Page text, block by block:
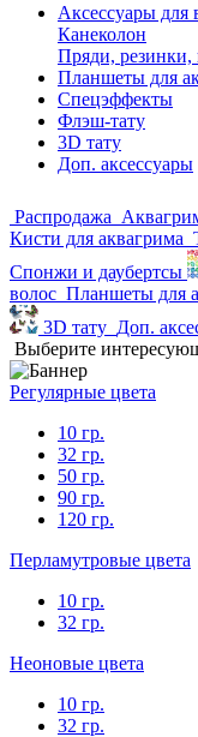
Аксессуары для
Канеколон
Пряди, резинки,
Планшеты для
Спецэффекты
Флэш-тату
3D тату
Доп. аксессуары
Распродажа
Кисти для аквагрима
Спонжи и даубертсы
волос Планшеты для
3D тату Доп.
Выберите
Регулярные цвета
10 гр.
32 гр.
50 гр.
90 гр.
120 гр.
Перламутровые цвета
10 гр.
32 гр.
Неоновые цвета
10 гр.
32 гр.